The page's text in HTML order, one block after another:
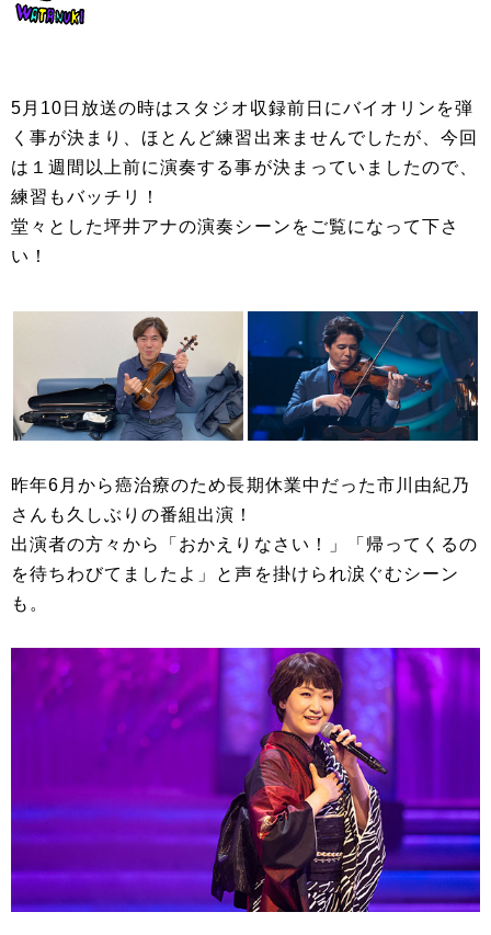
5月10日放送の時はスタジオ収録前日にバイオリンを弾
く事が決まり、ほとんど練習出来ませんでしたが、今回
は１週間以上前に演奏する事が決まっていましたので、
練習もバッチリ！
堂々とした坪井アナの演奏シーンをご覧になって下さ
い！
昨年6月から癌治療のため長期休業中だった市川由紀乃
さんも久しぶりの番組出演！
出演者の方々から「おかえりなさい！」「帰ってくるの
を待ちわびてましたよ」と声を掛けられ涙ぐむシーン
も。